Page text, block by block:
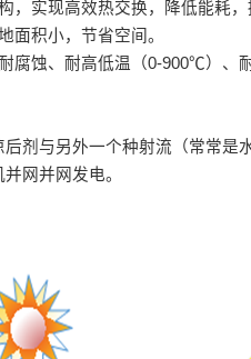
，实现高效热交换，降低能耗
面积小，节省空间。
腐蚀、耐高低温（0-900℃）、
剂与另外一个种射流（常常
网并网发电。